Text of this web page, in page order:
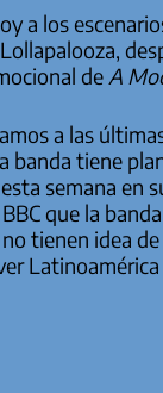
a los
de A
a las
banda tiene
semana en
que la
tienen idea